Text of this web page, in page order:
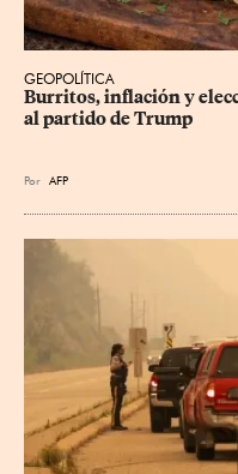
GEOPOLÍTICA
Burritos, inflación y
al partido de Trump
Por AFP